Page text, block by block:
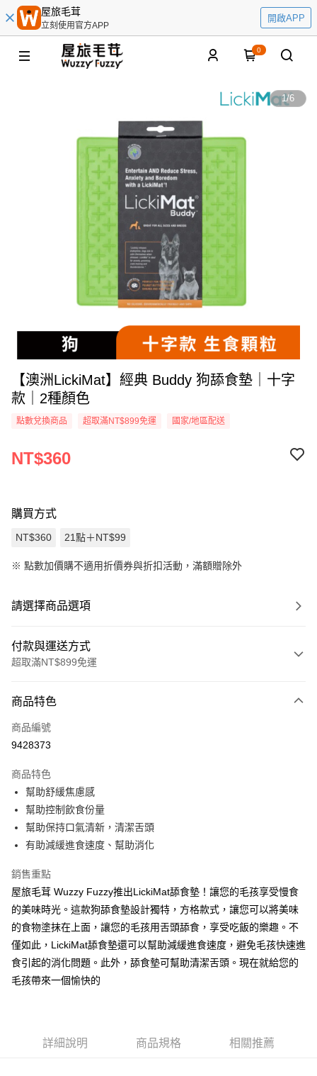
屋旅毛茸
立刻使用官方APP
開啟APP
0
1/6
【澳洲LickiMat】經典 Buddy 狗舔食墊｜十字
款｜2種顏色
點數兌換商品 超取滿NT$899免運 國家/地區配送
NT$360
購買方式
NT$360 21點＋NT$99
※ 點數加價購不適用折價券與折扣活動，滿額贈除外
請選擇商品選項
付款與運送方式
超取滿NT$899免運
信用卡一次付款
超商取貨付款
Apple Pay
街口支付
悠遊付
ATM付款
全家取貨付款
每筆NT$60，滿NT$899(含以上)免運費
7-11取貨付款
每筆NT$100，滿NT$899(含以上)免運費
商品特色
商品編號
9428373
商品特色
幫助舒緩焦慮感
幫助控制飲食份量
幫助保持口氣清新，清潔舌頭
有助減緩進食速度、幫助消化
銷售重點
屋旅毛茸 Wuzzy Fuzzy推出LickiMat舔食墊！讓您的毛孩享受慢食
的美味時光。這款狗舔食墊設計獨特，方格款式，讓您可以將美味
的食物塗抹在上面，讓您的毛孩用舌頭舔食，享受吃飯的樂趣。不
僅如此，LickiMat舔食墊還可以幫助減緩進食速度，避免毛孩快速進
食引起的消化問題。此外，舔食墊可幫助清潔舌頭。現在就給您的
毛孩帶來一個愉快的
詳細說明 商品規格 相關推薦